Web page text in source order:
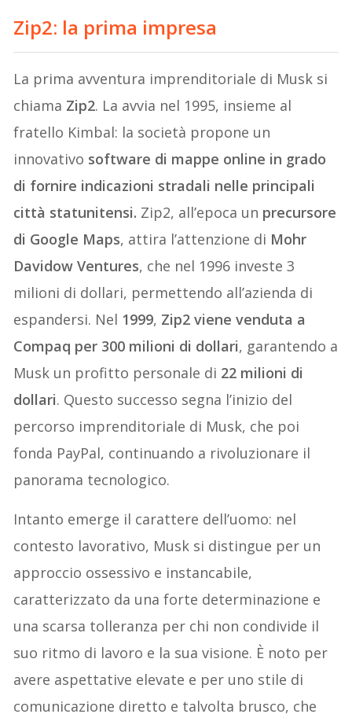
Zip2: la prima impresa
La prima avventura imprenditoriale di Musk si
chiama Zip2. La avvia nel 1995, insieme al
fratello Kimbal: la società propone un
innovativo software di mappe online in grado
di fornire indicazioni stradali nelle principali
città statunitensi. Zip2, all’epoca un precursore
di Google Maps, attira l’attenzione di Mohr
Davidow Ventures, che nel 1996 investe 3
milioni di dollari, permettendo all’azienda di
espandersi. Nel 1999, Zip2 viene venduta a
Compaq per 300 milioni di dollari, garantendo a
Musk un profitto personale di 22 milioni di
dollari. Questo successo segna l’inizio del
percorso imprenditoriale di Musk, che poi
fonda PayPal, continuando a rivoluzionare il
panorama tecnologico.
Intanto emerge il carattere dell’uomo: nel
contesto lavorativo, Musk si distingue per un
approccio ossessivo e instancabile,
caratterizzato da una forte determinazione e
una scarsa tolleranza per chi non condivide il
suo ritmo di lavoro e la sua visione. È noto per
avere aspettative elevate e per uno stile di
comunicazione diretto e talvolta brusco, che